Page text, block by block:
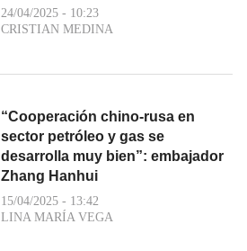
24/04/2025 - 10:23
CRISTIAN MEDINA
“Cooperación chino-rusa en
sector petróleo y gas se
desarrolla muy bien”: embajador
Zhang Hanhui
15/04/2025 - 13:42
LINA MARÍA VEGA